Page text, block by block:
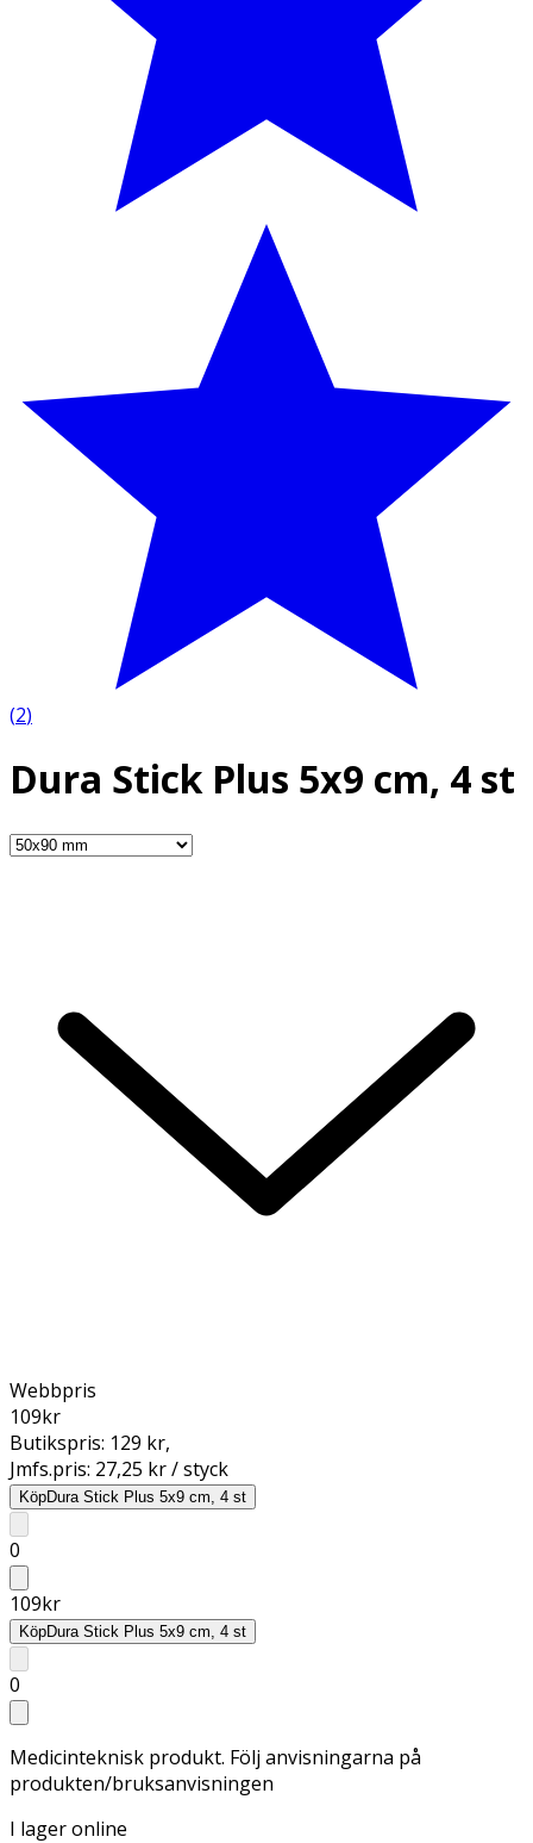
(2)
Dura Stick Plus 5x9 cm, 4 st
Webbpris
109kr
Butikspris: 129 kr,
Jmfs.pris: 27,25 kr / styck
KöpDura Stick Plus 5x9 cm, 4 st
0
109kr
KöpDura Stick Plus 5x9 cm, 4 st
0
Medicinteknisk produkt. Följ anvisningarna på
produkten/bruksanvisningen
I lager online